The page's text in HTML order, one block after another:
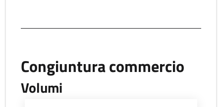
Congiuntura commercio
Volumi